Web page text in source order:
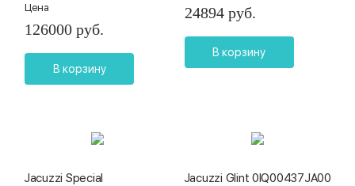
Цена
126000 руб.
В корзину
24894 руб.
В корзину
Jacuzzi Special
Jacuzzi Glint 0IQ00437JA00